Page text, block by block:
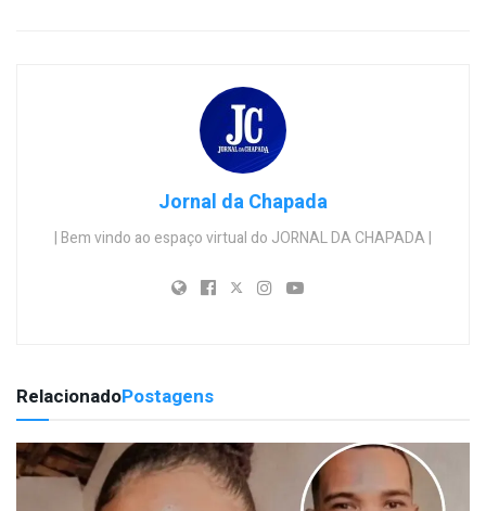
Jornal da Chapada
| Bem vindo ao espaço virtual do JORNAL DA CHAPADA |
RelacionadoPostagens